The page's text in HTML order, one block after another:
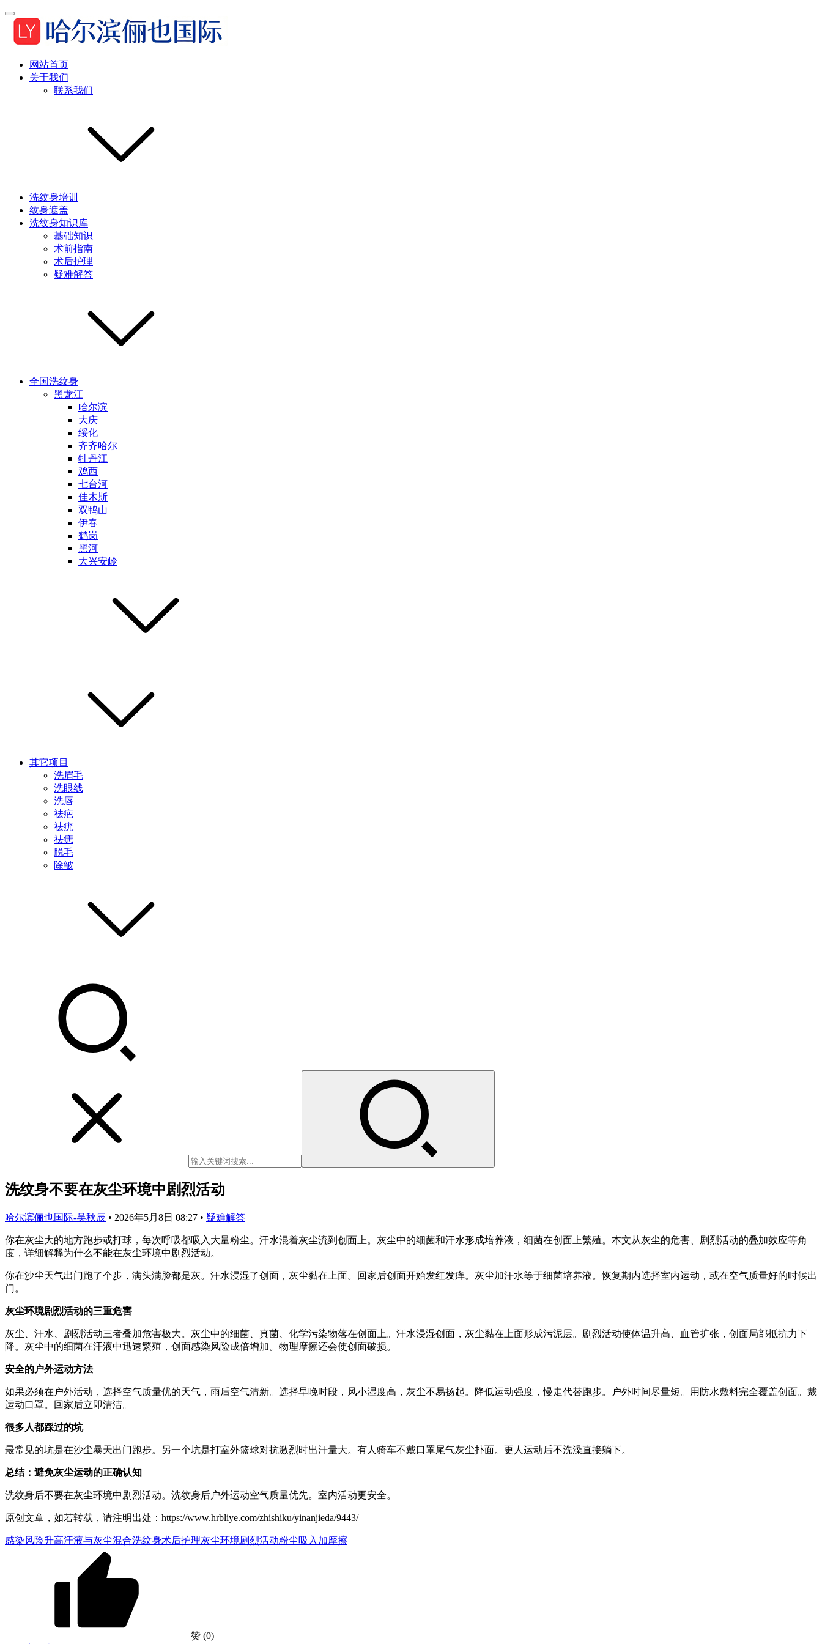
网站首页
关于我们
联系我们
洗纹身培训
纹身遮盖
洗纹身知识库
基础知识
术前指南
术后护理
疑难解答
全国洗纹身
黑龙江
哈尔滨
大庆
绥化
齐齐哈尔
牡丹江
鸡西
七台河
佳木斯
双鸭山
伊春
鹤岗
黑河
大兴安岭
其它项目
洗眉毛
洗眼线
洗唇
祛疤
祛疣
祛痣
脱毛
除皱
洗纹身不要在灰尘环境中剧烈活动
哈尔滨俪也国际-吴秋辰 • 2026年5月8日 08:27 • 疑难解答
你在灰尘大的地方跑步或打球，每次呼吸都吸入大量粉尘。汗水混着灰尘流到创面上。灰尘中的细菌和汗水形成培养液，细菌在创面上繁殖。本文从灰尘的危害、剧烈活动的叠加效应等角
度，详细解释为什么不能在灰尘环境中剧烈活动。
你在沙尘天气出门跑了个步，满头满脸都是灰。汗水浸湿了创面，灰尘黏在上面。回家后创面开始发红发痒。灰尘加汗水等于细菌培养液。恢复期内选择室内运动，或在空气质量好的时候出
门。
灰尘环境剧烈活动的三重危害
灰尘、汗水、剧烈活动三者叠加危害极大。灰尘中的细菌、真菌、化学污染物落在创面上。汗水浸湿创面，灰尘黏在上面形成污泥层。剧烈活动使体温升高、血管扩张，创面局部抵抗力下
降。灰尘中的细菌在汗液中迅速繁殖，创面感染风险成倍增加。物理摩擦还会使创面破损。
安全的户外运动方法
如果必须在户外活动，选择空气质量优的天气，雨后空气清新。选择早晚时段，风小湿度高，灰尘不易扬起。降低运动强度，慢走代替跑步。户外时间尽量短。用防水敷料完全覆盖创面。戴
运动口罩。回家后立即清洁。
很多人都踩过的坑
最常见的坑是在沙尘暴天出门跑步。另一个坑是打室外篮球对抗激烈时出汗量大。有人骑车不戴口罩尾气灰尘扑面。更人运动后不洗澡直接躺下。
总结：避免灰尘运动的正确认知
洗纹身后不要在灰尘环境中剧烈活动。洗纹身后户外运动空气质量优先。室内活动更安全。
原创文章，如若转载，请注明出处：https://www.hrbliye.com/zhishiku/yinanjieda/9443/
感染风险升高汗液与灰尘混合洗纹身术后护理灰尘环境剧烈活动粉尘吸入加摩擦
赞 (0)